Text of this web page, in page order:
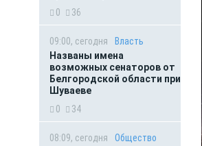
0
36
09:00, сегодня
Власть
Названы имена
возможных сенаторов от
Белгородской области при
Шуваеве
0
34
08:09, сегодня
Общество